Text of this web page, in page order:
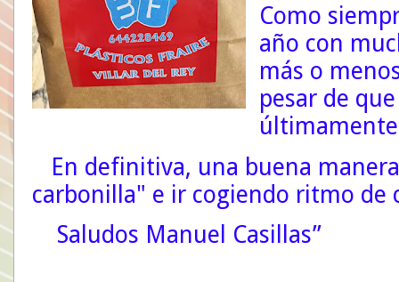
Como
año con
más o
pesar de
En definitiva, una buena
carbonilla" e ir cogiendo ritmo de
Saludos Manuel Casillas”